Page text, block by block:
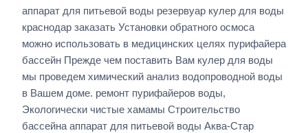
аппарат для питьевой воды резервуар кулер для воды
краснодар заказать Установки обратного осмоса
можно использовать в медицинских целях пурифайера
бассейн Прежде чем поставить Вам кулер для воды
мы проведем химический анализ водопроводной воды
в Вашем доме. ремонт пурифайеров воды,
Экологически чистые хамамы Строительство
бассейна аппарат для питьевой воды Аква-Стар